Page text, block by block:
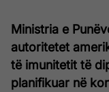
Ministria e
autoritetet
të imunitetit të
planifikuar në